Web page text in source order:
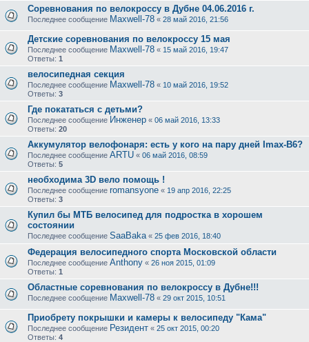
Соревнования по велокроссу в Дубне 04.06.2016 г.
Последнее сообщение Maxwell-78 « 28 май 2016, 21:56
Детские соревнования по велокроссу 15 мая
Последнее сообщение Maxwell-78 « 15 май 2016, 19:47
Ответы: 1
велосипедная секция
Последнее сообщение Maxwell-78 « 10 май 2016, 19:52
Ответы: 3
Где покататься с детьми?
Последнее сообщение Инженер « 06 май 2016, 13:33
Ответы: 20
Аккумулятор велофонаря: есть у кого на пару дней Imax-B6?
Последнее сообщение ARTU « 06 май 2016, 08:59
Ответы: 5
необходима 3D вело помощь !
Последнее сообщение romansyone « 19 апр 2016, 22:25
Ответы: 3
Купил бы МТБ велосипед для подростка в хорошем
состоянии
Последнее сообщение SaaBaka « 25 фев 2016, 18:40
Федерация велосипедного спорта Московской области
Последнее сообщение Anthony « 26 ноя 2015, 01:09
Ответы: 1
Областные соревнования по велокроссу в Дубне!!!
Последнее сообщение Maxwell-78 « 29 окт 2015, 10:51
Приобрету покрышки и камеры к велосипеду "Кама"
Последнее сообщение Резидент « 25 окт 2015, 00:20
Ответы: 4